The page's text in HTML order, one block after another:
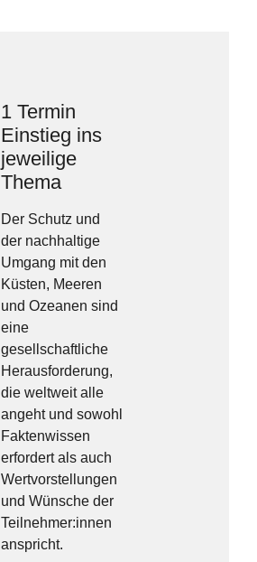
1 Termin
Einstieg ins
jeweilige
Thema
Der Schutz und
der nachhaltige
Umgang mit den
Küsten, Meeren
und Ozeanen sind
eine
gesellschaftliche
Herausforderung,
die weltweit alle
angeht und sowohl
Faktenwissen
erfordert als auch
Wertvorstellungen
und Wünsche der
Teilnehmer:innen
anspricht.